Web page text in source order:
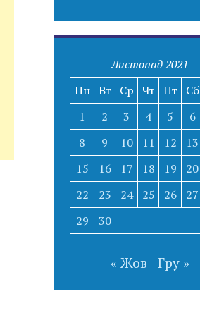
Листопад 2021
Пн Вт Ср Чт Пт Сб
1
2 3 4 5 6
8
9 10 11 12 13
15
16 17 18 19 20
22
23 24 25 26 27
29
30
« Жов Гру »